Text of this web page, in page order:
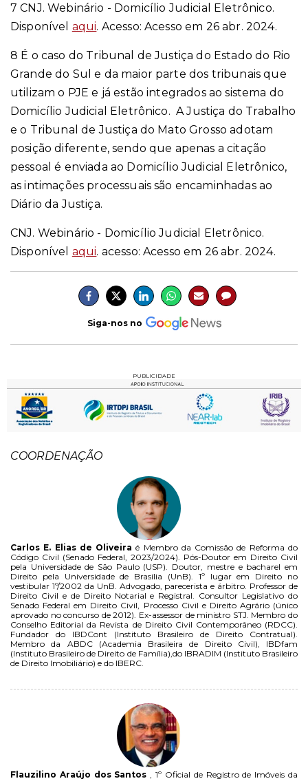
7 CNJ. Webinário - Domicílio Judicial Eletrônico.
Disponível aqui. Acesso: Acesso em 26 abr. 2024.
8 É o caso do Tribunal de Justiça do Estado do Rio
Grande do Sul e da maior parte dos tribunais que
utilizam o PJE e já estão integrados ao sistema do
Domicílio Judicial Eletrônico. A Justiça do Trabalho
e o Tribunal de Justiça do Mato Grosso adotam
posição diferente, sendo que apenas a citação
pessoal é enviada ao Domicílio Judicial Eletrônico,
as intimações processuais são encaminhadas ao
Diário da Justiça.
CNJ. Webinário - Domicílio Judicial Eletrônico.
Disponível aqui. acesso: Acesso em 26 abr. 2024.
Siga-nos no
PUBLICIDADE
COORDENAÇÃO
Carlos E. Elias de Oliveira é Membro da Comissão de Reforma do
Código Civil (Senado Federal, 2023/2024). Pós-Doutor em Direito Civil
pela Universidade de São Paulo (USP). Doutor, mestre e bacharel em
Direito pela Universidade de Brasília (UnB). 1º lugar em Direito no
vestibular 1º/2002 da UnB. Advogado, parecerista e árbitro. Professor de
Direito Civil e de Direito Notarial e Registral. Consultor Legislativo do
Senado Federal em Direito Civil, Processo Civil e Direito Agrário (único
aprovado no concurso de 2012). Ex-assessor de ministro STJ. Membro do
Conselho Editorial da Revista de Direito Civil Contemporâneo (RDCC).
Fundador do IBDCont (Instituto Brasileiro de Direito Contratual).
Membro da ABDC (Academia Brasileira de Direito Civil), IBDfam
(Instituto Brasileiro de Direito de Família),do IBRADIM (Instituto Brasileiro
de Direito Imobiliário) e do IBERC.
Flauzilino Araújo dos Santos , 1º Oficial de Registro de Imóveis da